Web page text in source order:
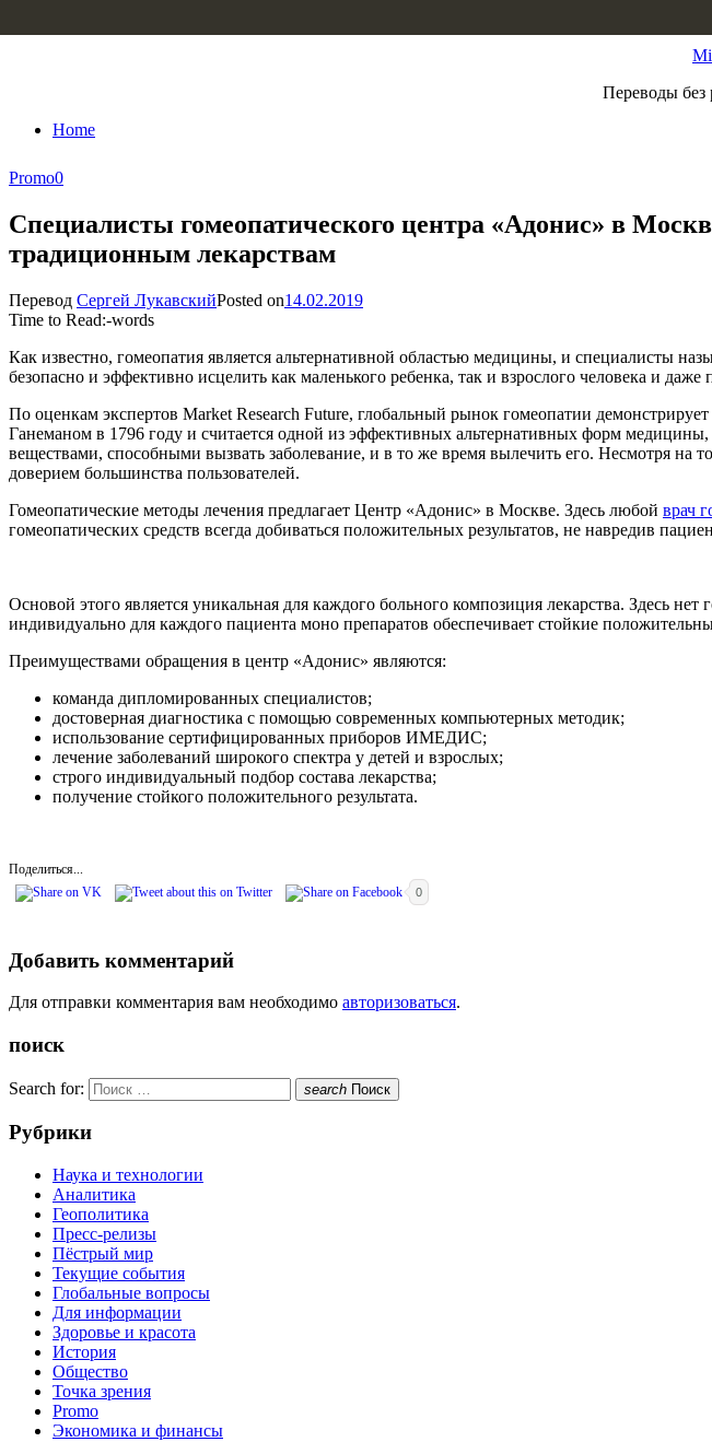
Переводы без
Home
Promo0
Специалисты гомеопатического центра «Адонис» в
традиционным лекарствам
Перевод Сергей ЛукавскийPosted on14.02.2019
Time to Read:-words
Как известно, гомеопатия является альтернативной областью медицины, и специалисты
безопасно и эффективно исцелить как маленького ребенка, так и взрослого человека и
По оценкам экспертов Market Research Future, глобальный рынок гомеопатии
Ганеманом в 1796 году и считается одной из эффективных альтернативных форм
веществами, способными вызвать заболевание, и в то же время вылечить его. Несмотря на
доверием большинства пользователей.
Гомеопатические методы лечения предлагает Центр «Адонис» в Москве. Здесь любой врач
гомеопатических средств всегда добиваться положительных результатов, не навредив
Основой этого является уникальная для каждого больного композиция лекарства. Здесь
индивидуально для каждого пациента моно препаратов обеспечивает стойкие
Преимуществами обращения в центр «Адонис» являются:
команда дипломированных специалистов;
достоверная диагностика с помощью современных компьютерных методик;
использование сертифицированных приборов ИМЕДИС;
лечение заболеваний широкого спектра у детей и взрослых;
строго индивидуальный подбор состава лекарства;
получение стойкого положительного результата.
Поделиться...
0
Добавить комментарий
Для отправки комментария вам необходимо авторизоваться.
поиск
Search for: search Поиск
Рубрики
Наука и технологии
Аналитика
Геополитика
Пресс-релизы
Пёстрый мир
Текущие события
Глобальные вопросы
Для информации
Здоровье и красота
История
Общество
Точка зрения
Promo
Экономика и финансы